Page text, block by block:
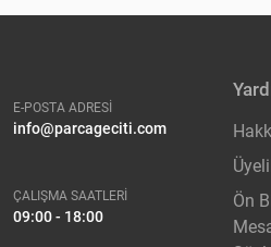
E-POSTA ADRESİ
info@parcageciti.com
ÇALIŞMA SAATLERİ
09:00 - 18:00
Ön